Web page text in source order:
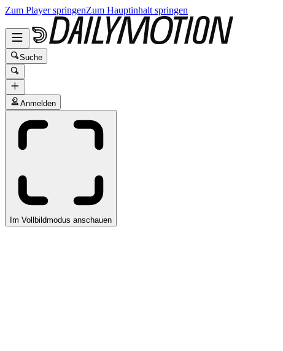
Zum Player springenZum Hauptinhalt springen
Suche
Anmelden
Im Vollbildmodus anschauen